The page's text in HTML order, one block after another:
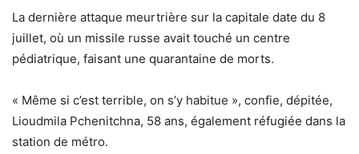
La dernière attaque meurtrière sur la capitale date du 8
juillet, où un missile russe avait touché un centre
pédiatrique, faisant une quarantaine de morts.
« Même si c’est terrible, on s’y habitue », confie, dépitée,
Lioudmila Pchenitchna, 58 ans, également réfugiée dans la
station de métro.